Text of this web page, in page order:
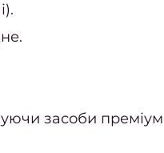
засоби преміум